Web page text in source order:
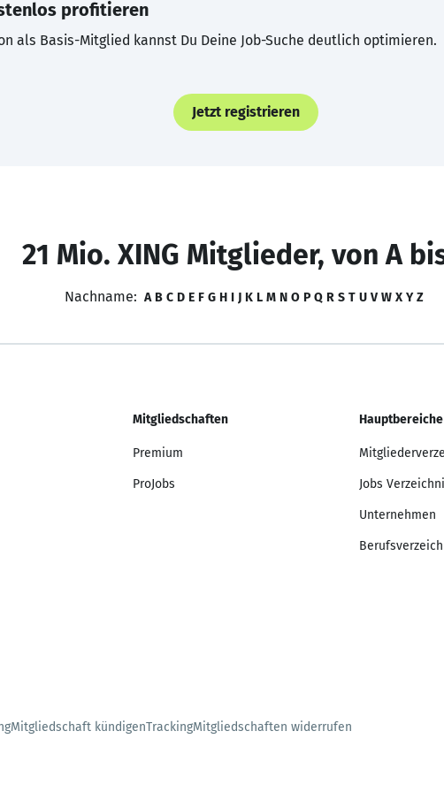
profitieren
als Basis-Mitglied kannst Du Deine Job-Suche deutlich optimieren.
Jetzt registrieren
21 Mio. XING Mitglieder, von A
Nachname: A B C D E F G H I J K L M N O P Q R S T U V W X Y Z
Mitgliedschaften
Premium
ProJobs
Hauptbereiche
Jobs
Unternehmen
Mitgliedschaft kündigenTrackingMitgliedschaften widerrufen